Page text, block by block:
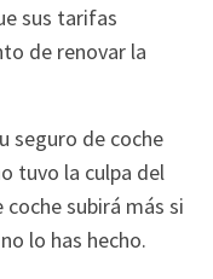
sus tarifas
de renovar la
seguro de coche
tuvo la culpa del
subirá más si
lo has hecho.